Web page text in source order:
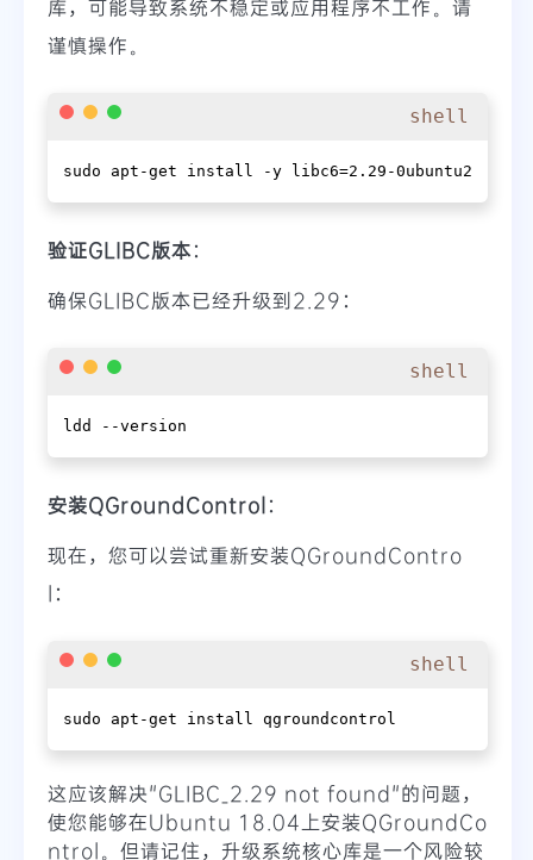
库，可能导致系统不稳定或应用程序不工作。请
谨慎操作。
shell
sudo apt-get install -y libc6=2.29-0ubuntu2
验证GLIBC版本：
确保GLIBC版本已经升级到2.29：
shell
ldd --version
安装QGroundControl：
现在，您可以尝试重新安装QGroundContro
l：
shell
sudo apt-get install qgroundcontrol
这应该解决"GLIBC_2.29 not found"的问题，
使您能够在Ubuntu 18.04上安装QGroundCo
ntrol。但请记住，升级系统核心库是一个风险较